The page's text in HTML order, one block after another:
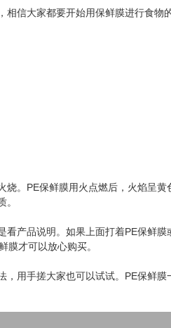
相信大家都要开始用保鲜膜进行食物
烧。PE保鲜膜用火点燃后，火焰呈
。
看产品说明。如果上面打着PE保鲜
膜才可以放心购买。
，用手搓大家也可以试试。PE保鲜